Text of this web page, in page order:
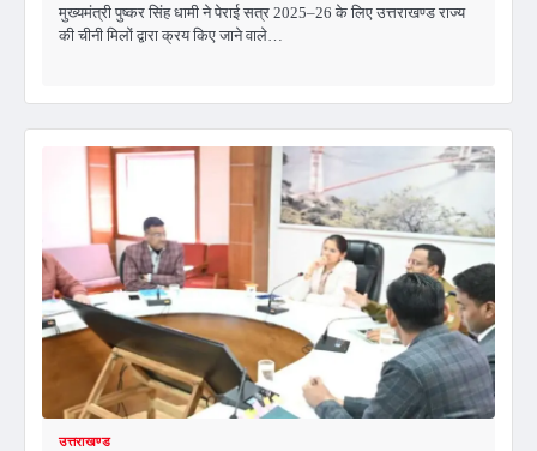
मुख्यमंत्री पुष्कर सिंह धामी ने पेराई सत्र 2025–26 के लिए उत्तराखण्ड राज्य
की चीनी मिलों द्वारा क्रय किए जाने वाले…
उत्तराखण्ड